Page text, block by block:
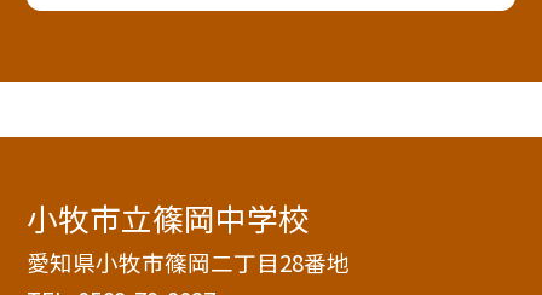
小牧市立篠岡中学校
愛知県小牧市篠岡二丁目28番地